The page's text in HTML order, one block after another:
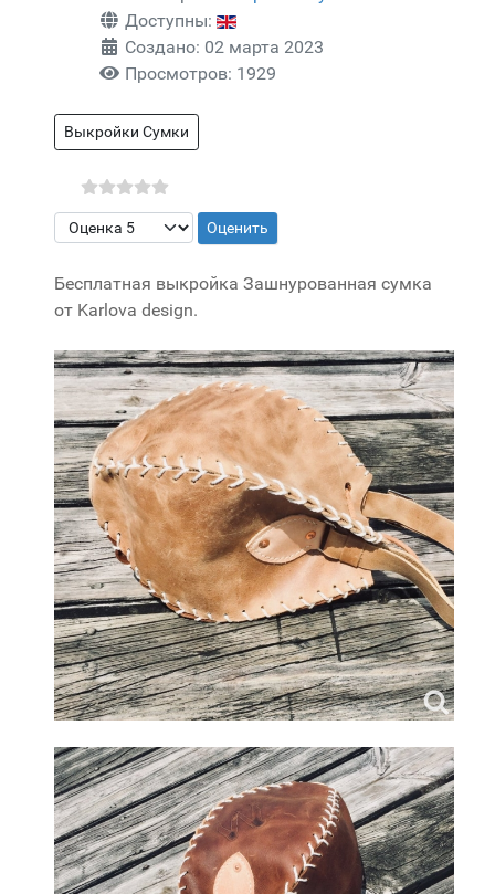
Доступны:
Создано: 02 марта 2023
Просмотров: 1929
Выкройки Сумки
Пожалуйста, оцените
Бесплатная выкройка Зашнурованная сумка
от Karlova design.